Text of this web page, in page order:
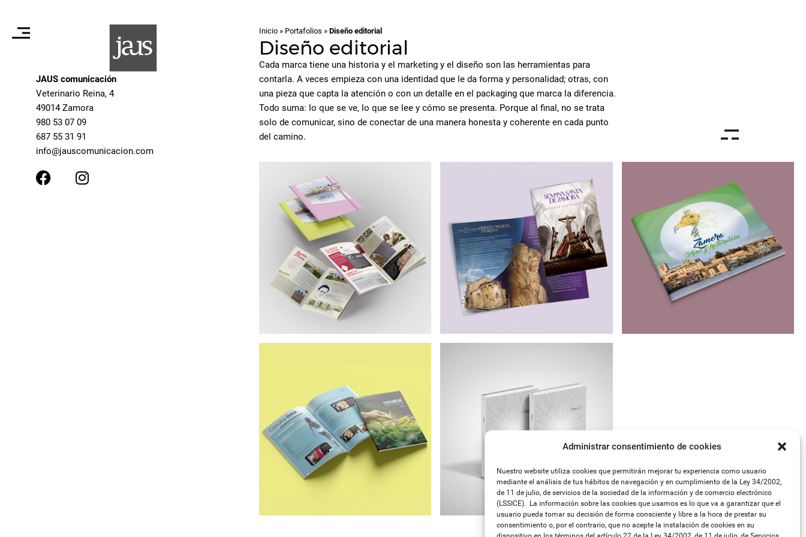
Administrar consentimiento de cookies
Nuestro website utiliza cookies que permitirán mejorar tu experiencia como usuario
mediante el análisis de tus hábitos de navegación y en cumplimiento de la Ley 34/2002,
de 11 de julio, de servicios de la sociedad de la información y de comercio electrónico
(LSSICE). La información sobre las cookies que usamos es lo que va a garantizar que el
usuario pueda tomar su decisión de forma consciente y libre a la hora de prestar su
consentimiento o, por el contrario, que no acepte la instalación de cookies en su
JAUS comunicación
Veterinario Reina, 4
49014 Zamora
980 53 07 09
687 55 31 91
moc.noicacinumocsuaj@ofni
Inicio » Portafolios »Diseño editorial
Diseño editorial
Cada marca tiene una historia y el marketing y el diseño son las herramientas para
contarla. A veces empieza con una identidad que le da forma y personalidad; otras, con
una pieza que capta la atención o con un detalle en el packaging que marca la diferencia.
Todo suma: lo que se ve, lo que se lee y cómo se presenta. Porque al final, no se trata
solo de comunicar, sino de conectar de una manera honesta y coherente en cada punto
del camino.